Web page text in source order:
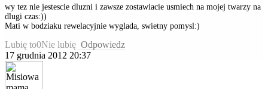
wy tez nie jestescie dluzni i zawsze zostawiacie usmiech na mojej twarzy na
dlugi czas:))
Mati w bodziaku rewelacyjnie wyglada, swietny pomysl:)
Lubię to0Nie lubię Odpowiedz
17 grudnia 2012 20:37